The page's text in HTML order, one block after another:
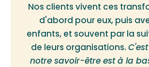
Nos clients vivent ces
d'abord pour eux, puis
enfants, et souvent par la
de leurs organisations.
notre savoir-être est à la